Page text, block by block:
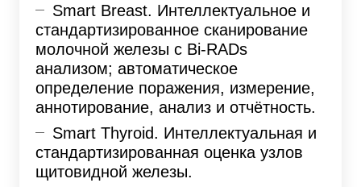
Smart Breast. Интеллектуальное и
стандартизированное сканирование
молочной железы с Bi-RADs
анализом; автоматическое
определение поражения, измерение,
аннотирование, анализ и отчётность.
Smart Thyroid. Интеллектуальная и
стандартизированная оценка узлов
щитовидной железы.